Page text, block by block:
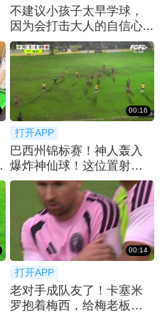
不建议小孩子太早学球，
因为会打击大人的自信心...
00:16
打开APP
巴西州锦标赛！神人轰入
爆炸神仙球！这位置射门
简直不讲道理！
00:14
打开APP
老对手成队友了！卡塞米
罗抱着梅西，给梅老板整